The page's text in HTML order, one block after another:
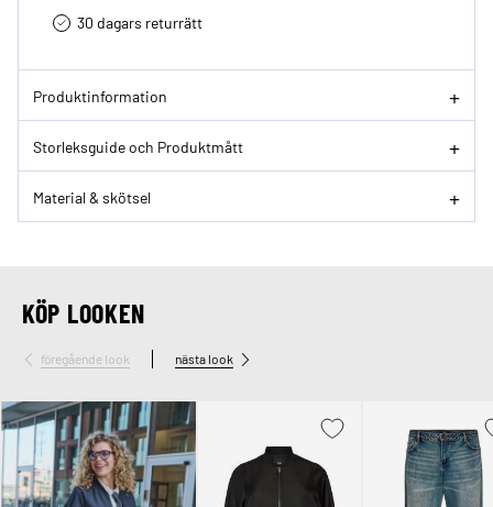
30 dagars returrätt­
Produktinformation
Storleksguide och Produktmått
Material & skötsel
KÖP LOOKEN
föregående look nästa look